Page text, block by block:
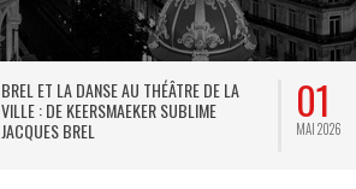
BREL ET LA DANSE AU THÉÂTRE DE LA
VILLE : DE KEERSMAEKER SUBLIME
JACQUES BREL
01
MAI 2026